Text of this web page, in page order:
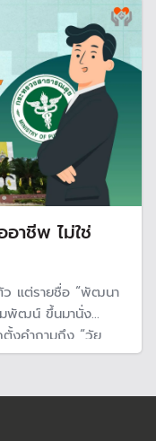
าชีพ ไม่ใช่
ว แต่รายชื่อ “พัฒนา
พัฒน์ ขึ้นมานั่ง
งคำถามถึง “วัย
รแพทย์เรียกร้องมือ